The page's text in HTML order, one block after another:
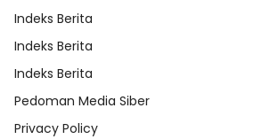
Indeks Berita
Indeks Berita
Indeks Berita
Pedoman Media Siber
Privacy Policy